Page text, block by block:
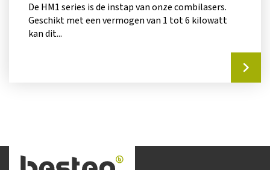
De HM1 series is de instap van onze combilasers.
Geschikt met een vermogen van 1 tot 6 kilowatt
kan dit...